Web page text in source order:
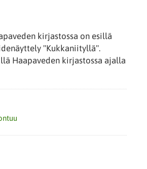
kirjastossa on esillä
"Kukkaniityllä".
Haapaveden kirjastossa ajalla